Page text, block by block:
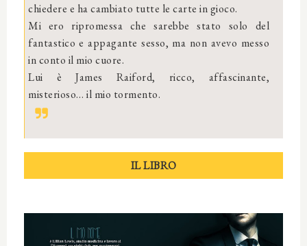
chiedere e ha cambiato tutte le carte in gioco.
Mi ero ripromessa che sarebbe stato solo del
fantastico e appagante sesso, ma non avevo messo
in conto il mio cuore.
Lui è James Raiford, ricco, affascinante,
misterioso… il mio tormento.
IL LIBRO